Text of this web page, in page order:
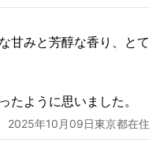
甘みと芳醇な香り、とて
ように思いました。
2025年10月09日東京都在住